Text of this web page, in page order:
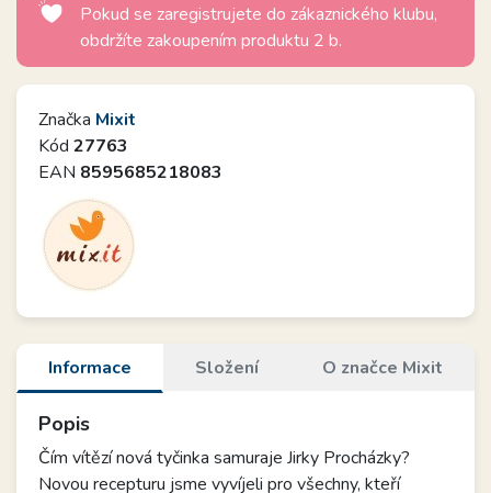
Pokud se zaregistrujete do zákaznického klubu,
obdržíte zakoupením produktu 2 b.
Značka Mixit
Kód 27763
EAN 8595685218083
Informace Složení O značce Mixit
Popis
Čím vítězí nová tyčinka samuraje Jirky Procházky?
Novou recepturu jsme vyvíjeli pro všechny, kteří